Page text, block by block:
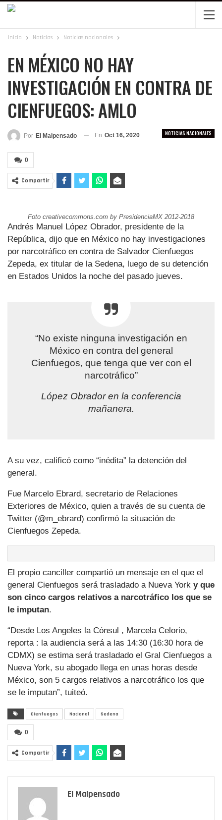
Inicio Noticias Noticias nacionales
EN MÉXICO NO HAY
INVESTIGACIÓN EN CONTRA DE
CIENFUEGOS: AMLO
NOTICIAS NACIONALES
Por El Malpensado En Oct 16, 2020
0
Compartir
Foto creativecommons.com by PresidenciaMX 2012-2018
Andrés Manuel López Obrador, presidente de la
República, dijo que en México no hay investigaciones
por narcotráfico en contra de Salvador Cienfuegos
Zepeda, ex titular de la Sedena, luego de su detención
en Estados Unidos la noche del pasado jueves.
“No existe ninguna investigación en
México en contra del general
Cienfuegos, que tenga que ver con el
narcotráfico”
López Obrador en la conferencia
mañanera.
A su vez, calificó como “inédita” la detención del
general.
Fue Marcelo Ebrard, secretario de Relaciones
Exteriores de México, quien a través de su cuenta de
Twitter (@m_ebrard) confirmó la situación de
Cienfuegos Zepeda.
El propio canciller compartió un mensaje en el que el
general Cienfuegos será trasladado a Nueva York y que
son cinco cargos relativos a narcotráfico los que se
le imputan.
“Desde Los Angeles la Cónsul , Marcela Celorio,
reporta : la audiencia será a las 14:30 (16:30 hora de
CDMX) se estima será trasladado el Gral Cienfuegos a
Nueva York, su abogado llega en unas horas desde
México, son 5 cargos relativos a narcotráfico los que
se le imputan”, tuiteó.
Cienfuegos Nacional Sedena
0
Compartir
El Malpensado